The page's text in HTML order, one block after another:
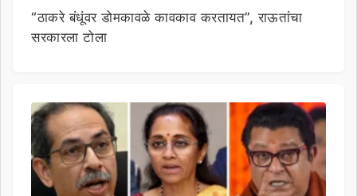
“ठाकरे बंधूंवर डोमकावळे कावकाव करतायत”, राऊतांचा
सरकारला टोला